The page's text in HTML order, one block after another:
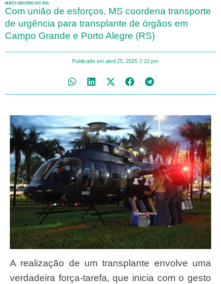
MATO GROSSO DO SUL
Com união de esforços, MS coordena transporte
de urgência para transplante de órgãos em
Campo Grande e Porto Alegre (RS)
Publicado em abril 25, 2025 2:10 pm
A realização de um transplante envolve uma
verdadeira força-tarefa, que inicia com o gesto